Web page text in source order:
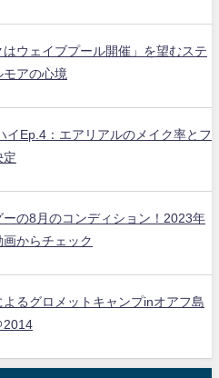
はウェイブプール開催」を望むステ
モアの心境
イEp.4：エアリアルのメイク率とフ
定
ーの8月のコンディション！2023年
からチェック
よるグロメットキャンプinオアフ島
2014